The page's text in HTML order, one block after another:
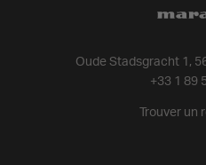
Oude Stadsgracht 1,
+33 1 89
Trouver un